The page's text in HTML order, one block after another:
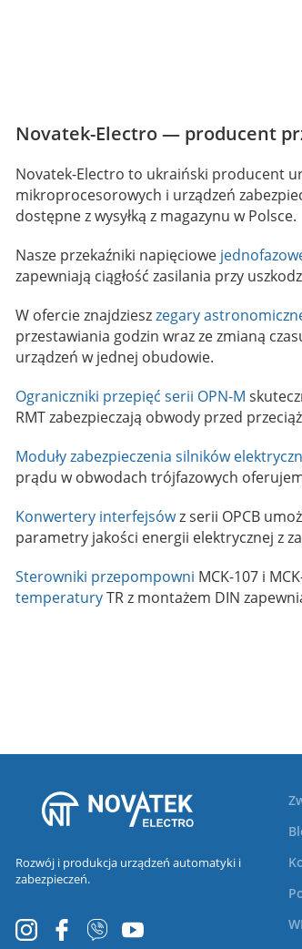
Novatek-Electro — producent
Novatek-Electro to ukraiński producent
mikroprocesorowych i urządzeń
dostępne z wysyłką z magazynu w Polsce.
Nasze przekaźniki napięciowe
zapewniają ciągłość zasilania przy
W ofercie znajdzieszzegary
przestawiania godzin wraz ze zmianą
urządzeń w jednej obudowie.
Ograniczniki przepięć serii OPN-M
RMT zabezpieczają obwody przed
Moduły zabezpieczenia silników
prądu w obwodach trójfazowych
Konwertery interfejsówz serii OPCB
parametry jakości energii elektrycznej z
Sterowniki przepompowni MCK-107 i
temperaturyTR z montażem DIN
Rozwój i produkcja urządzeń automatyki i
zabezpieczeń.